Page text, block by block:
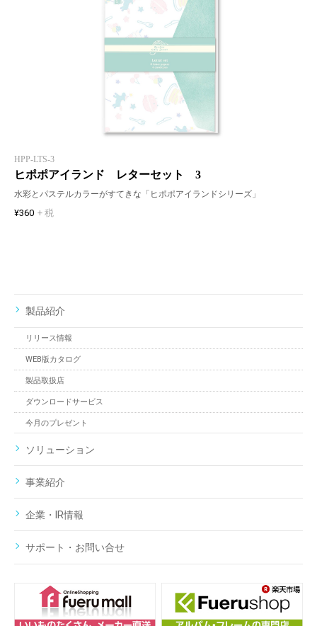
HPP-LTS-3
ヒポポアイランド レターセット 3
水彩とパステルカラーがすてきな「ヒポポアイランドシリーズ」
¥360 + 税
製品紹介
リリース情報
WEB版カタログ
製品取扱店
ダウンロードサービス
今月のプレゼント
ソリューション
事業紹介
企業・IR情報
サポート・お問い合せ